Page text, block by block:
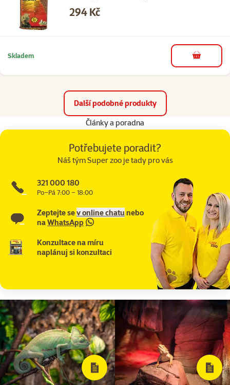
Cena
294 Kč
Skladem do košíku
Další podobné produkty
Články a poradna
Potřebujete poradit?
Náš tým Super zoo je tady pro vás
321 000 180
Po–Pá 7:00 – 18:00
Zeptejte sev online chatu nebo
naWhatsApp
Konzultace na míru
naplánuj si konzultaci